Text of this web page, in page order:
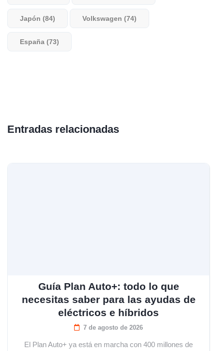
Japón (84) Volkswagen (74)
España (73)
Entradas relacionadas
Guía Plan Auto+: todo lo que
necesitas saber para las ayudas de
eléctricos e híbridos
7 de agosto de 2026
El Plan Auto+ ya está en marcha con 400 millones de